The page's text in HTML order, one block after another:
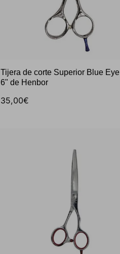
Tijera de corte Superior Blue
6" de Henbor
35,00€